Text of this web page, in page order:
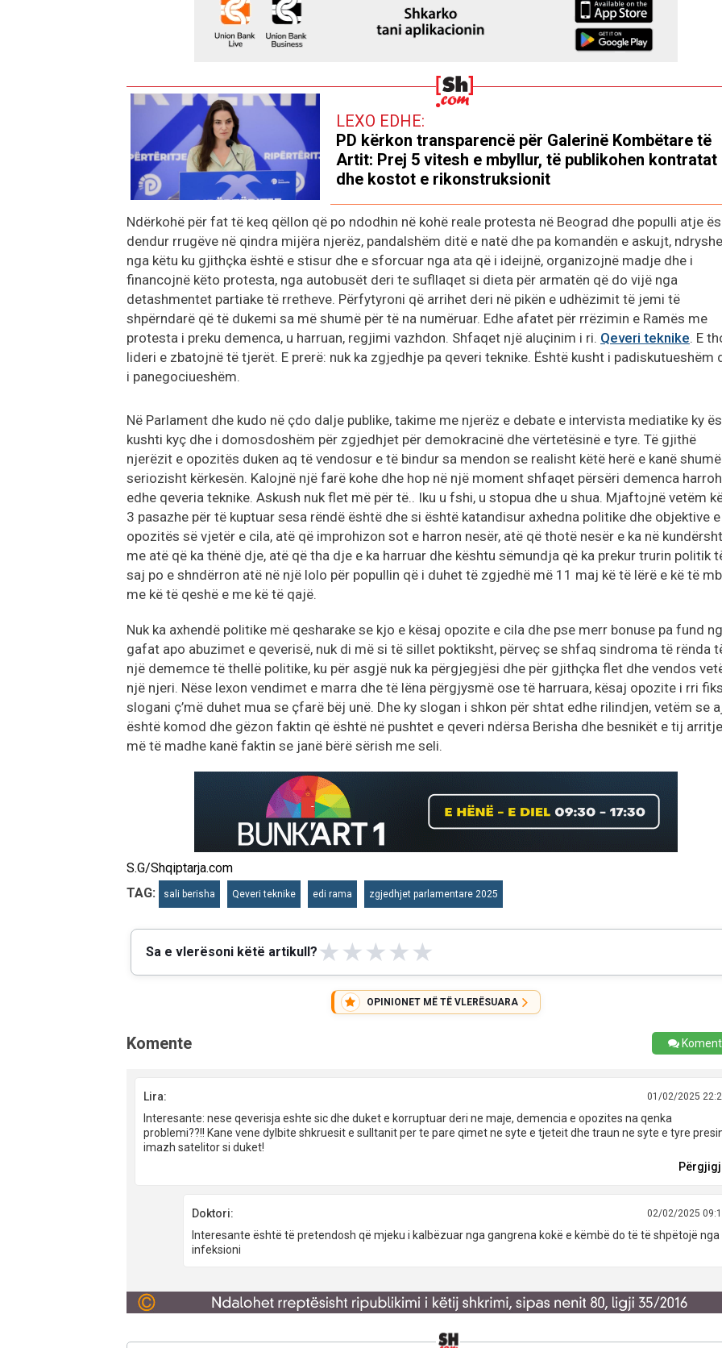
LEXO EDHE:
PD kërkon transparencë për Galerinë Kombëtare të
Artit: Prej 5 vitesh e mbyllur, të publikohen kontratat
dhe kostot e rikonstruksionit
Ndërkohë për fat të keq qëllon që po ndodhin në kohë reale protesta në Beograd dhe populli atje
dendur rrugëve në qindra mijëra njerëz, pandalshëm ditë e natë dhe pa komandën e askujt, ndryshe
nga këtu ku gjithçka është e stisur dhe e sforcuar nga ata që i ideijnë, organizojnë madje dhe i
financojnë këto protesta, nga autobusët deri te sufllaqet si dieta për armatën që do vijë nga
detashmentet partiake të rretheve. Përfytyroni që arrihet deri në pikën e udhëzimit të jemi të
shpërndarë që të dukemi sa më shumë për të na numëruar. Edhe afatet për rrëzimin e Ramës me
protesta i preku demenca, u harruan, regjimi vazhdon. Shfaqet një aluçinim i ri. Qeveri teknike. E
lideri e zbatojnë të tjerët. E prerë: nuk ka zgjedhje pa qeveri teknike. Është kusht i padiskutueshëm
i panegociueshëm.
Në Parlament dhe kudo në çdo dalje publike, takime me njerëz e debate e intervista mediatike ky
kushti kyç dhe i domosdoshëm për zgjedhjet për demokracinë dhe vërtetësinë e tyre. Të gjithë
njerëzit e opozitës duken aq të vendosur e të bindur sa mendon se realisht këtë herë e kanë shumë
seriozisht kërkesën. Kalojnë një farë kohe dhe hop në një moment shfaqet përsëri demenca
edhe qeveria teknike. Askush nuk flet më për të.. Iku u fshi, u stopua dhe u shua. Mjaftojnë vetëm
3 pasazhe për të kuptuar sesa rëndë është dhe si është katandisur axhedna politike dhe objektive e
opozitës së vjetër e cila, atë që improhizon sot e harron nesër, atë që thotë nesër e ka në
me atë që ka thënë dje, atë që tha dje e ka harruar dhe kështu sëmundja që ka prekur trurin politik
saj po e shndërron atë në një lolo për popullin që i duhet të zgjedhë më 11 maj kë të lërë e kë të
me kë të qeshë e me kë të qajë.
Nuk ka axhendë politike më qesharake se kjo e kësaj opozite e cila dhe pse merr bonuse pa fund
gafat apo abuzimet e qeverisë, nuk di më si të sillet poktiksht, përveç se shfaq sindroma të rënda
një dememce të thellë politike, ku për asgjë nuk ka përgjegjësi dhe për gjithçka flet dhe vendos
një njeri. Nëse lexon vendimet e marra dhe të lëna përgjysmë ose të harruara, kësaj opozite i rri fiks
slogani ç’më duhet mua se çfarë bëj unë. Dhe ky slogan i shkon për shtat edhe rilindjen, vetëm se
është komod dhe gëzon faktin që është në pushtet e qeveri ndërsa Berisha dhe besnikët e tij
më të madhe kanë faktin se janë bërë sërish me seli.
S.G/Shqiptarja.com
TAG:
sali berisha Qeveri teknike edi rama zgjedhjet parlamentare 2025
Sa e vlerësoni këtë artikull? ★★★★★
OPINIONET MË TË VLERËSUARA
Komente
Lira: 01/02/2025
Interesante: nese qeverisja eshte sic dhe duket e korruptuar deri ne maje, demencia e opozites na qenka
problemi??!! Kane vene dylbite shkruesit e sulltanit per te pare qimet ne syte e tjeteit dhe traun ne syte e tyre
imazh satelitor si duket!
Doktori: 02/02/2025
Interesante është të pretendosh që mjeku i kalbëzuar nga gangrena kokë e këmbë do të të shpëtojë nga
infeksioni